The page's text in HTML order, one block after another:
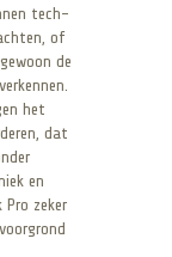
tech-
of
de
het
dat
en
zeker